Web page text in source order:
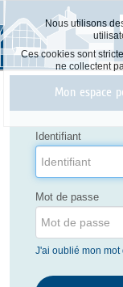
Nous utilisons
Ces cookies sont
ne collectent
Mon espace
Identifiant
Mot de passe
J'ai oublié mon mot